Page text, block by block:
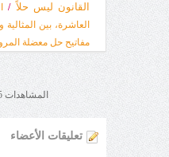
القانون ليس حلاً /
العاشرة، بين المثالية
مفاتيح حل معضلة
المشاهدات 5235 معدل الترشيح 0
تعليقات الأعضاء